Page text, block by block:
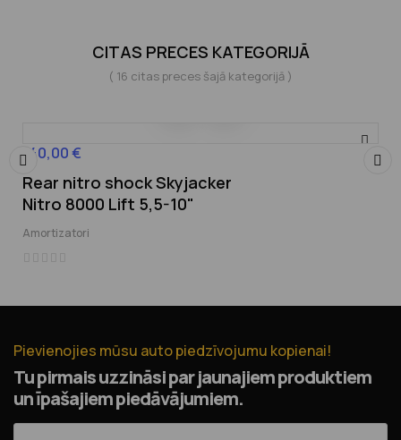
CITAS PRECES KATEGORIJĀ
( 16 citas preces šajā kategorijā )
Cena
140,00 €
Rear nitro shock Skyjacker
Nitro 8000 Lift 5,5-10"
Amortizatori
‹
Pievienojies mūsu auto piedzīvojumu kopienai!
Tu pirmais uzzināsi par jaunajiem produktiem
un īpašajiem piedāvājumiem.